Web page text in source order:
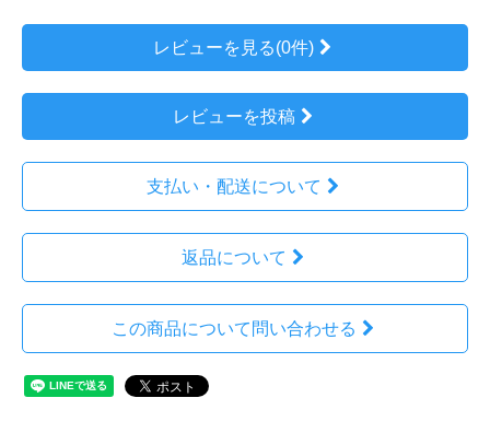
レビューを見る(0件)
レビューを投稿
支払い・配送について
返品について
この商品について問い合わせる